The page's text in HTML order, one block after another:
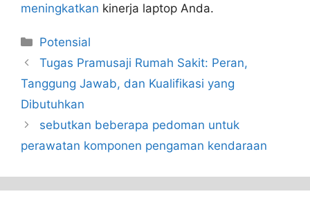
meningkatkan kinerja laptop Anda.
Categories
Potensial
Tugas Pramusaji Rumah Sakit: Peran,
Tanggung Jawab, dan Kualifikasi yang
Dibutuhkan
sebutkan beberapa pedoman untuk
perawatan komponen pengaman kendaraan